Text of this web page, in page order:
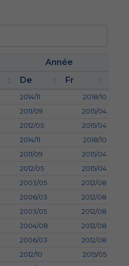
Année
De Fr
2014/11
2018/10
2011/09
2015/04
2012/05
2015/04
2014/11
2018/10
2011/09
2015/04
2012/05
2015/04
2003/05
2012/08
2006/03
2012/08
2003/05
2012/08
2004/08
2012/08
2006/03
2012/08
2012/10
2015/05